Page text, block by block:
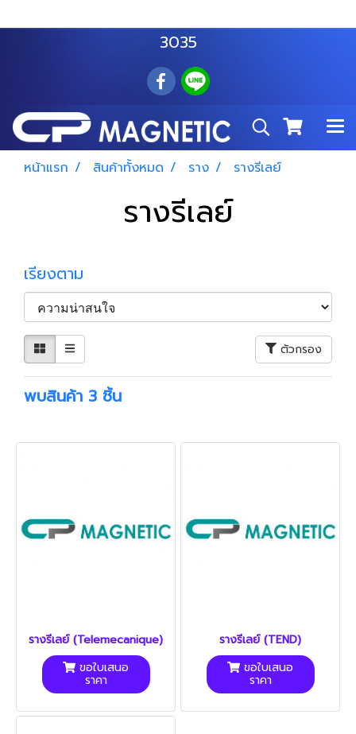
3035
หน้าแรก สินค้าทั้งหมด ราง รางรีเลย์
รางรีเลย์
เรียงตาม
ตัวกรอง
พบสินค้า 3 ชิ้น
รางรีเลย์ (Telemecanique)
ขอใบเสนอ
ราคา
รางรีเลย์ (TEND)
ขอใบเสนอ
ราคา